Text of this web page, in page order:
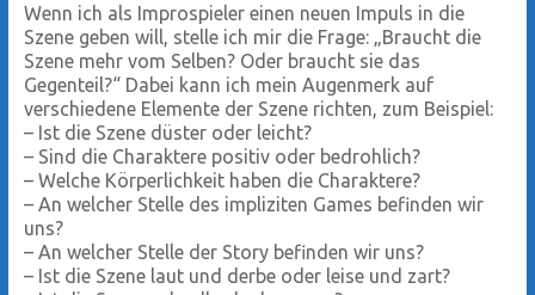
Wenn ich als Improspieler einen neuen Impuls in die
Szene geben will, stelle ich mir die Frage: „Braucht die
Szene mehr vom Selben? Oder braucht sie das
Gegenteil?“ Dabei kann ich mein Augenmerk auf
verschiedene Elemente der Szene richten, zum Beispiel:
– Ist die Szene düster oder leicht?
– Sind die Charaktere positiv oder bedrohlich?
– Welche Körperlichkeit haben die Charaktere?
– An welcher Stelle des impliziten Games befinden wir
uns?
– An welcher Stelle der Story befinden wir uns?
– Ist die Szene laut und derbe oder leise und zart?